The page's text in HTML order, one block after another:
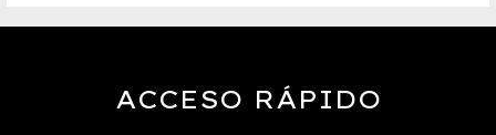
ACCESO RÁPIDO